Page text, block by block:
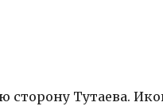
сторону Тутаева.